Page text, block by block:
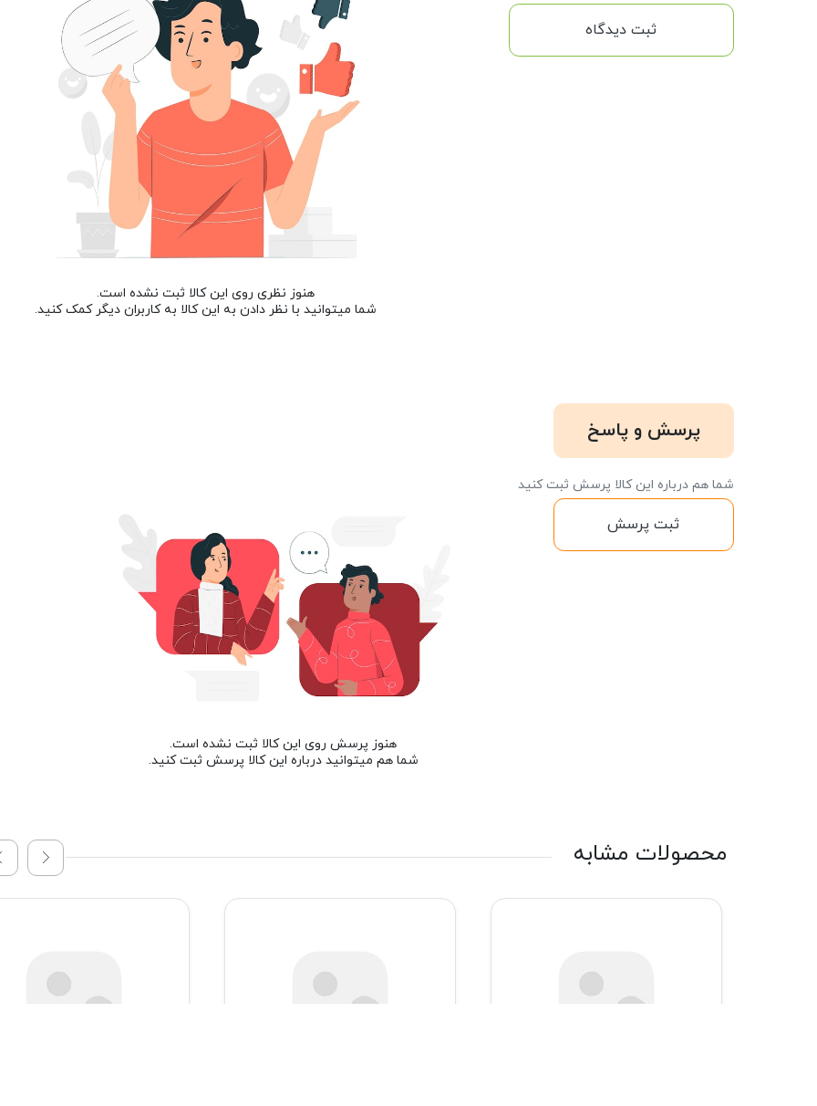
ثبت دیدگاه
هنوز نظری روی این کالا ثبت نشده است.
شما میتوانید با نظر دادن به این کالا به کاربران دیگر کمک کنید.
پرسش و پاسخ
شما هم درباره این کالا پرسش ثبت کنید
ثبت پرسش
هنوز پرسش روی این کالا ثبت نشده است.
شما هم میتوانید درباره این کالا پرسش ثبت کنید.
محصولات مشابه